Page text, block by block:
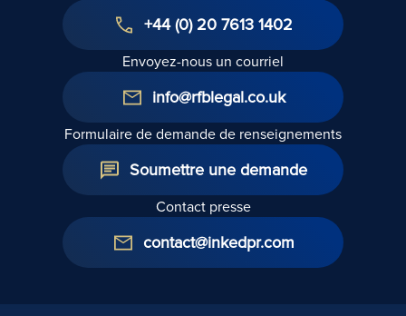
+44 (0) 20 7613 1402
Envoyez-nous un courriel
info@rfblegal.co.uk
Formulaire de demande de renseignements
Soumettre une demande
Contact presse
contact@inkedpr.com